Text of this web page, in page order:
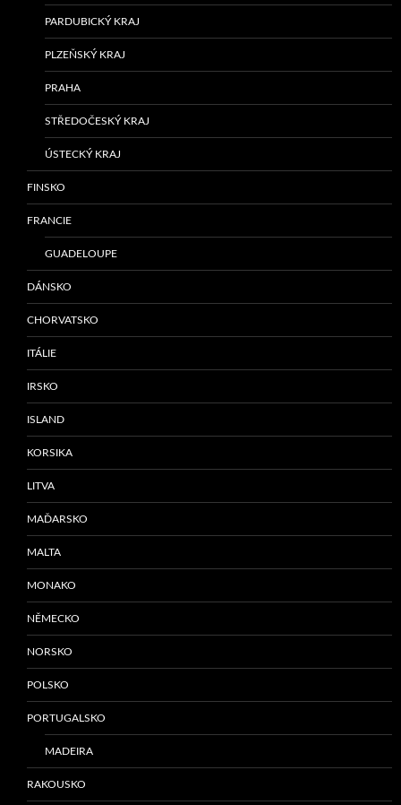
PARDUBICKÝ KRAJ
PLZEŇSKÝ KRAJ
PRAHA
STŘEDOČESKÝ KRAJ
ÚSTECKÝ KRAJ
FINSKO
FRANCIE
GUADELOUPE
DÁNSKO
CHORVATSKO
ITÁLIE
IRSKO
ISLAND
KORSIKA
LITVA
MAĎARSKO
MALTA
MONAKO
NĚMECKO
NORSKO
POLSKO
PORTUGALSKO
MADEIRA
RAKOUSKO